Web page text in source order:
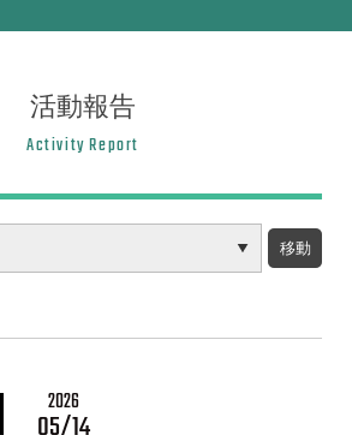
活動報告
Activity Report
2026